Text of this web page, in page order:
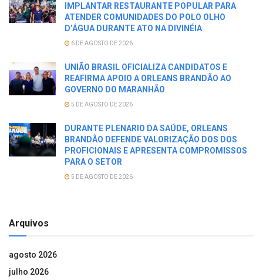
IMPLANTAR RESTAURANTE POPULAR PARA
ATENDER COMUNIDADES DO POLO OLHO
D’ÁGUA DURANTE ATO NA DIVINÉIA
6 DE AGOSTO DE 2026
UNIÃO BRASIL OFICIALIZA CANDIDATOS E
REAFIRMA APOIO A ORLEANS BRANDÃO AO
GOVERNO DO MARANHÃO
5 DE AGOSTO DE 2026
DURANTE PLENARIO DA SAÚDE, ORLEANS
BRANDÃO DEFENDE VALORIZAÇÃO DOS DOS
PROFICIONAIS E APRESENTA COMPROMISSOS
PARA O SETOR
5 DE AGOSTO DE 2026
Arquivos
agosto 2026
julho 2026